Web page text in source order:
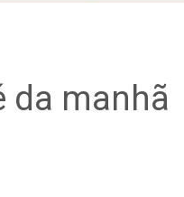
da manhã